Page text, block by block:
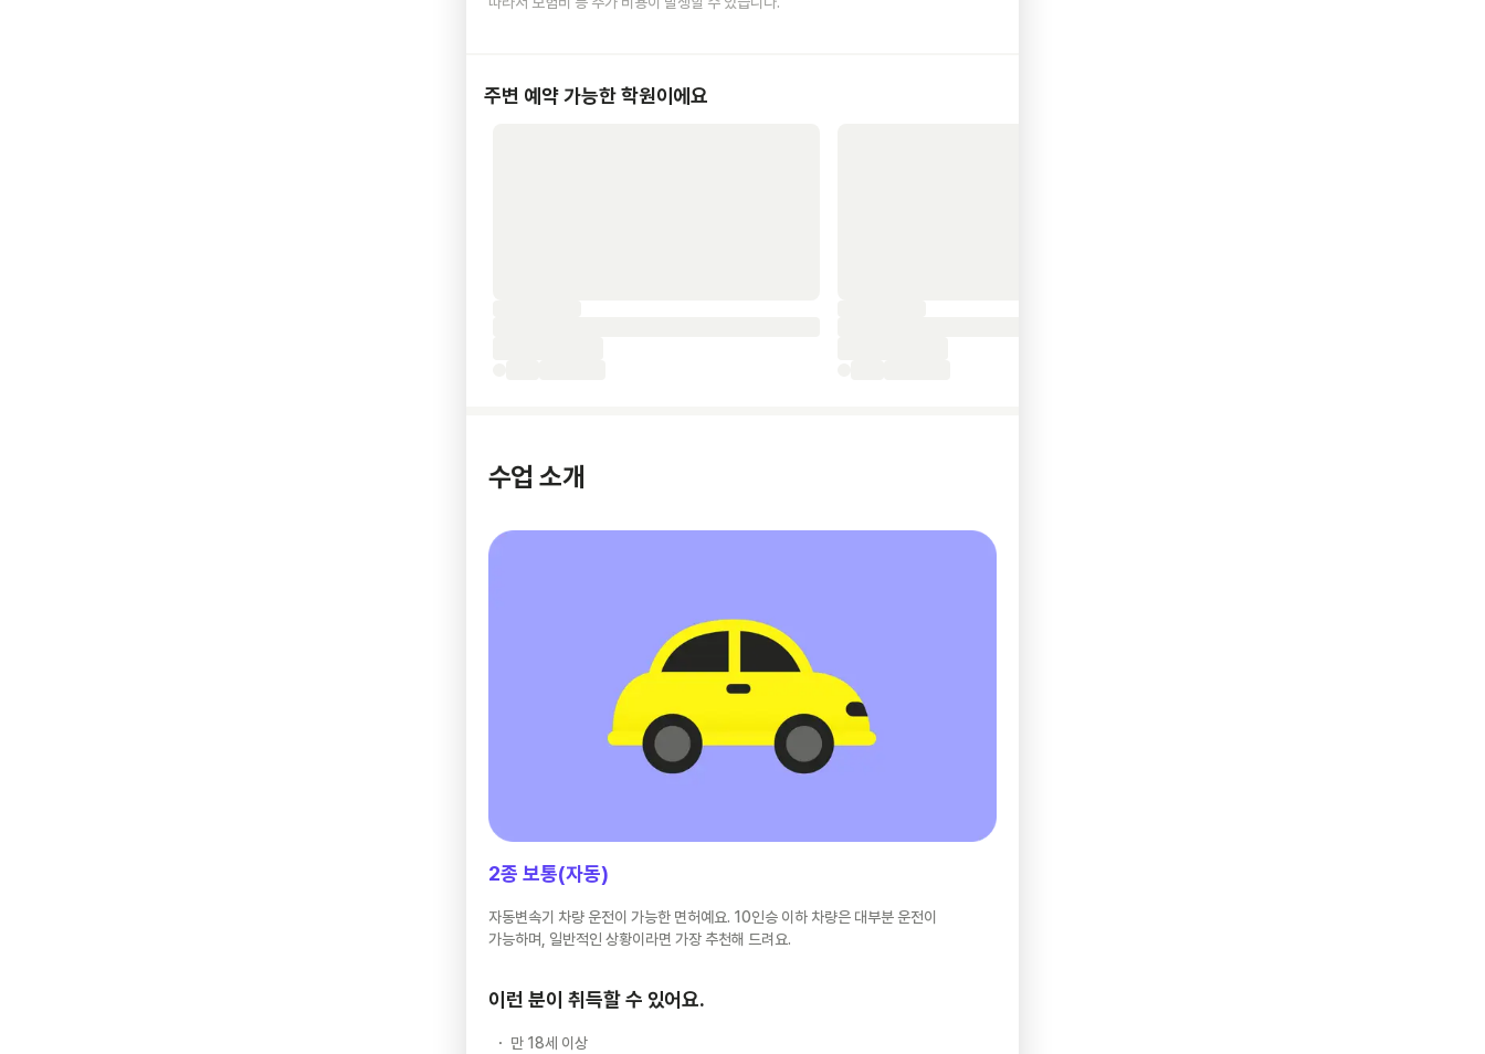
주변 예약 가능한 학원이에요
수업 소개
2종 보통(자동)
자동변속기 차량 운전이 가능한 면허예요. 10인승 이하 차량은 대부분 운전이
가능하며, 일반적인 상황이라면 가장 추천해 드려요.
이런 분이 취득할 수 있어요.
만 18세 이상